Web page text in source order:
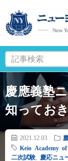
慶應義塾
知ってお
2021.12.03
Keio Academy
二次試験
慶応ニュ